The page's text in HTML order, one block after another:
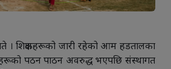
शिक्षकहरूको जारी रहेको आम हडतालका
पठन पाठन अवरुद्ध भएपछि संस्थागत